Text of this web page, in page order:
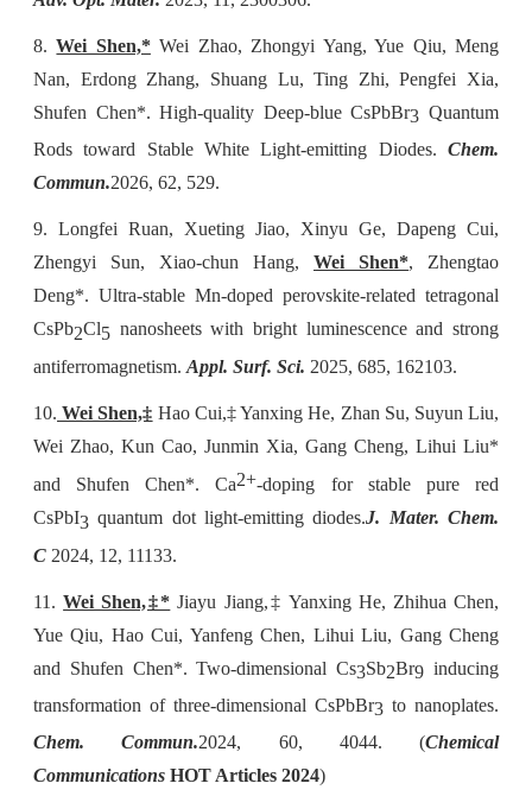
8.Wei Shen,* Wei Zhao, Zhongyi Yang, Yue Qiu, Meng
Nan, Erdong Zhang, Shuang Lu, Ting Zhi, Pengfei Xia,
Shufen Chen*. High-quality Deep-blue CsPbBr3 Quantum
Rods toward Stable White Light-emitting Diodes. Chem.
Commun.2026, 62, 529.
9. Longfei Ruan, Xueting Jiao, Xinyu Ge, Dapeng Cui,
Zhengyi Sun, Xiao-chun Hang, Wei Shen*, Zhengtao
Deng*. Ultra-stable Mn-doped perovskite-related tetragonal
CsPb2Cl5 nanosheets with bright luminescence and strong
antiferromagnetism. Appl. Surf. Sci. 2025, 685, 162103.
10. Wei Shen,‡ Hao Cui,‡ Yanxing He, Zhan Su, Suyun Liu,
Wei Zhao, Kun Cao, Junmin Xia, Gang Cheng, Lihui Liu*
and Shufen Chen*. Ca2+-doping for stable pure red
CsPbI3 quantum dot light-emitting diodes.J. Mater. Chem.
C 2024, 12, 11133.
11.Wei Shen,‡* Jiayu Jiang,‡ Yanxing He, Zhihua Chen,
Yue Qiu, Hao Cui, Yanfeng Chen, Lihui Liu, Gang Cheng
and Shufen Chen*. Two-dimensional Cs3Sb2Br9 inducing
transformation of three-dimensional CsPbBr3 to nanoplates.
Chem. Commun.2024, 60, 4044. (Chemical
Communications HOT Articles 2024)